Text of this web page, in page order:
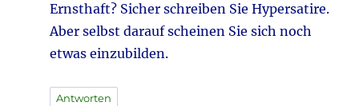
Ernsthaft? Sicher schreiben Sie Hypersatire.
Aber selbst darauf scheinen Sie sich noch
etwas einzubilden.
Antworten